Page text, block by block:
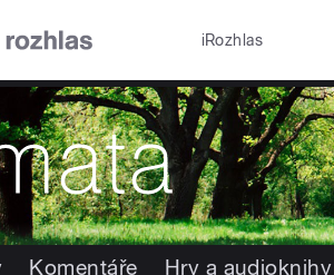
iRozhlas
Komentáře Hry a audioknihy